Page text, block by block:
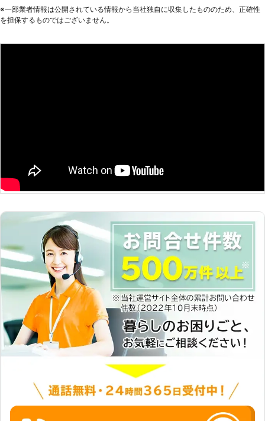
サービスをご提供します。 【品質】
ンドから実技に至るまで、7つのオリ
※⼀部業者情報は公開されている情報から当社独⾃に収集したもののため、正確性
を担保するものではございません。